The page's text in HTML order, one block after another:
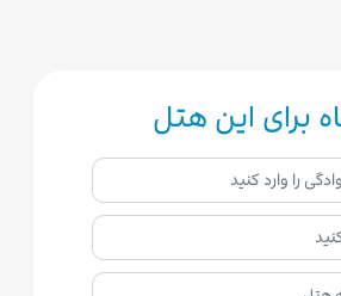
برای این هتل